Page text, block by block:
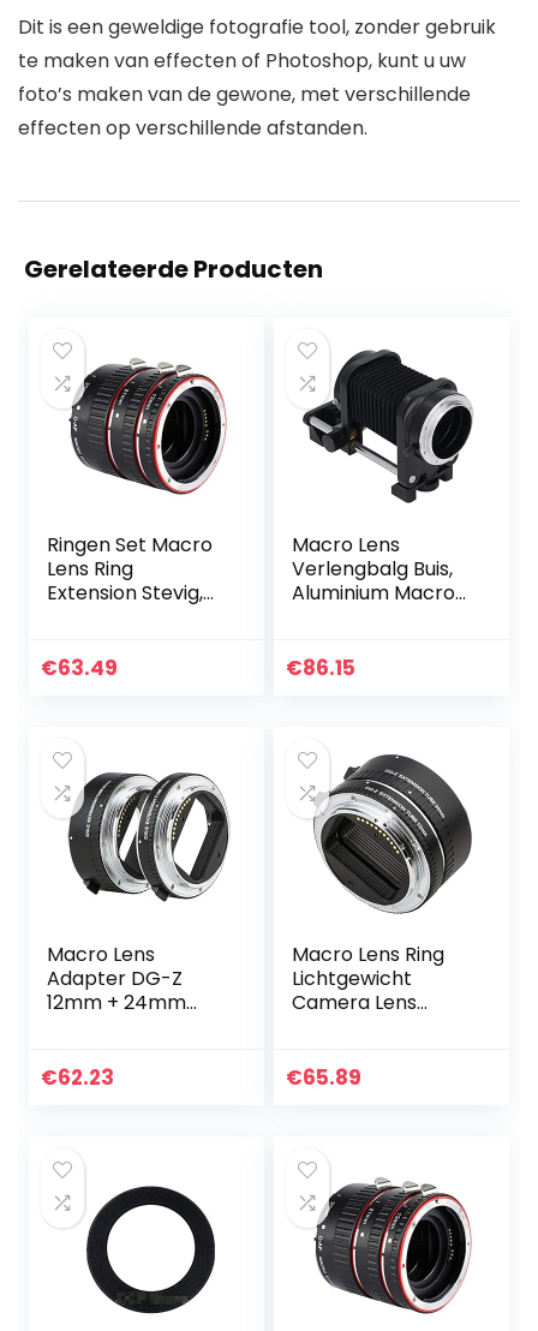
Dit is een geweldige fotografie tool, zonder gebruik
te maken van effecten of Photoshop, kunt u uw
foto’s maken van de gewone, met verschillende
effecten op verschillende afstanden.
Gerelateerde Producten
Ringen Set Macro
Lens Ring
Extension Stevig,
€63.49
Macro Lens
Verlengbalg Buis,
Aluminium Macro
Nikon Z Mount
€86.15
Macro Lens
Adapter DG-Z
12mm + 24mm
Automatische
Mount…
€62.23
Macro Lens Ring
Lichtgewicht
Camera Lens
Verstelbare
€65.89